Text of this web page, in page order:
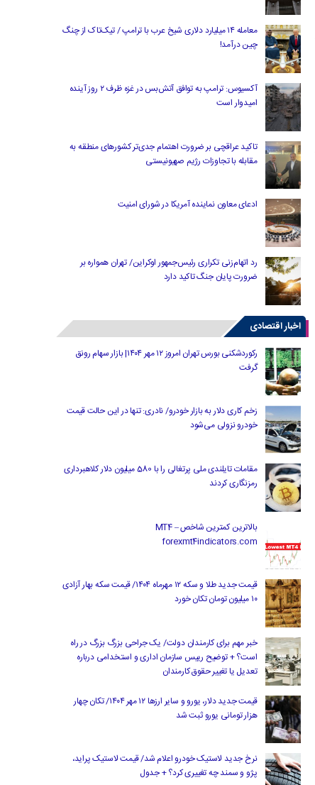
معامله ۱۴ میلیارد دلاری شیخ عرب با ترامپ / تیک‌تاک از چنگ
چین درآمد!
آکسیوس: ترامپ به توافق آتش‌بس در غزه ظرف ۲ روز آینده
امیدوار است
تاکید عراقچی بر ضرورت اهتمام جدی‌تر کشورهای منطقه به
مقابله با تجاوزات رژیم صهیونیستی
ادعای معاون نماینده آمریکا در شورای امنیت
رد اتهام‌زنی تکراری رئیس‌جمهور اوکراین/ تهران همواره بر
ضرورت پایان جنگ تاکید دارد
اخبار اقتصادی
رکوردشکنی بورس تهران امروز ۱۲ مهر ۱۴۰۴| بازار سهام رونق
گرفت
زخم کاری دلار به بازار خودرو/ نادری: تنها در این حالت قیمت
خودرو نزولی می‌شود
مقامات تایلندی ملی پرتغالی را با 580 میلیون دلار کلاهبرداری
رمزنگاری کردند
بالاترین کمترین شاخص MT4 –
forexmt4indicators.com
قیمت جدید طلا و سکه ۱۲ مهرماه ۱۴۰۴/ قیمت سکه بهار آزادی
۱۰ میلیون تومان تکان خورد
خبر مهم برای کارمندان دولت/ یک جراحی بزرگ بزرگ در راه
است؟ + توضیح رییس سازمان اداری و استخدامی درباره
تعدیل یا تغییر حقوق کارمندان
قیمت جدید دلار، یورو و سایر ارزها ۱۲ مهر ۱۴۰۴/ تکان چهار
هزار تومانی یورو ثبت شد
نرخ جدید لاستیک خودرو اعلام شد/ قیمت لاستیک پراید،
پژو و سمند چه تغییری کرد؟ + جدول